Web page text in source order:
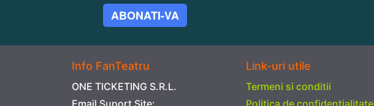
ABONATI-VA
Info FanTeatru
ONE TICKETING S.R.L.
Email Suport Site:
Link-uri utile
Termeni si conditii
Politica de confidentialitate